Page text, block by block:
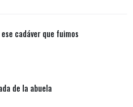
ese cadáver que fuimos
de la abuela